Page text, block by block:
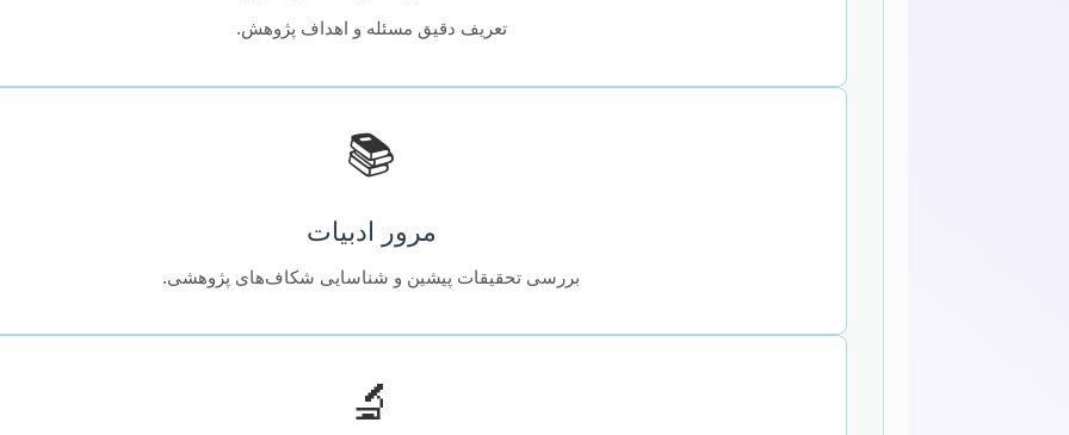
تعریف دقیق مسئله و اهداف پژوهش.
📚
مرور ادبیات
بررسی تحقیقات پیشین و شناسایی شکاف‌های پژوهشی.
🔬